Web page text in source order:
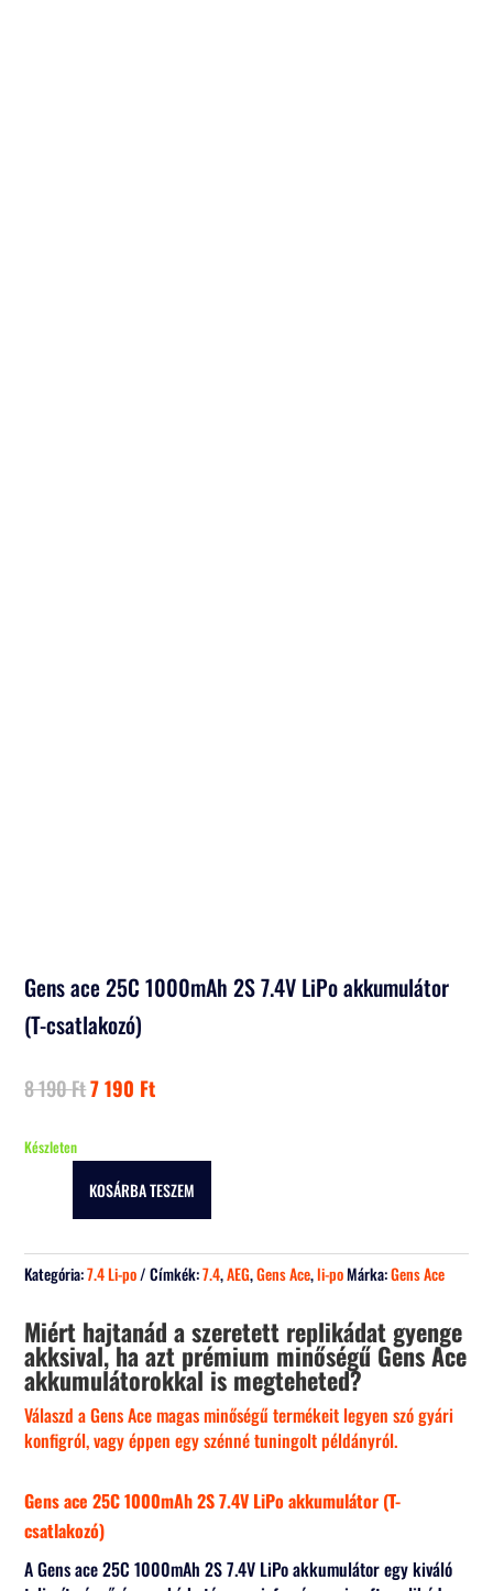
Gens ace 25C 1000mAh 2S 7.4V LiPo akkumulátor
(T-csatlakozó)
8 190FtOriginal
8
190 Ft.
7 190 FtCurrent
7
190 Ft.
Készleten
25C
1000mAh
7.4V
LiPo
akkumulátor
(T-
csatlakozó)
mennyiség
KOSÁRBA TESZEM
Kategória:7.4 Li-po Címkék:7.4,AEG,Gens Ace,li-poMárka:Gens Ace
Miért hajtanád a szeretett replikádat gyenge
akksival, ha azt prémium minőségű Gens Ace
akkumulátorokkal is megteheted?
Válaszd a Gens Ace magas minőségű termékeit legyen szó gyári
konfigról, vagy éppen egy szénné tuningolt példányról.
Gens ace 25C 1000mAh 2S 7.4V LiPo akkumulátor (T-
csatlakozó)
A Gens ace 25C 1000mAh 2S 7.4V LiPo akkumulátor egy kiváló